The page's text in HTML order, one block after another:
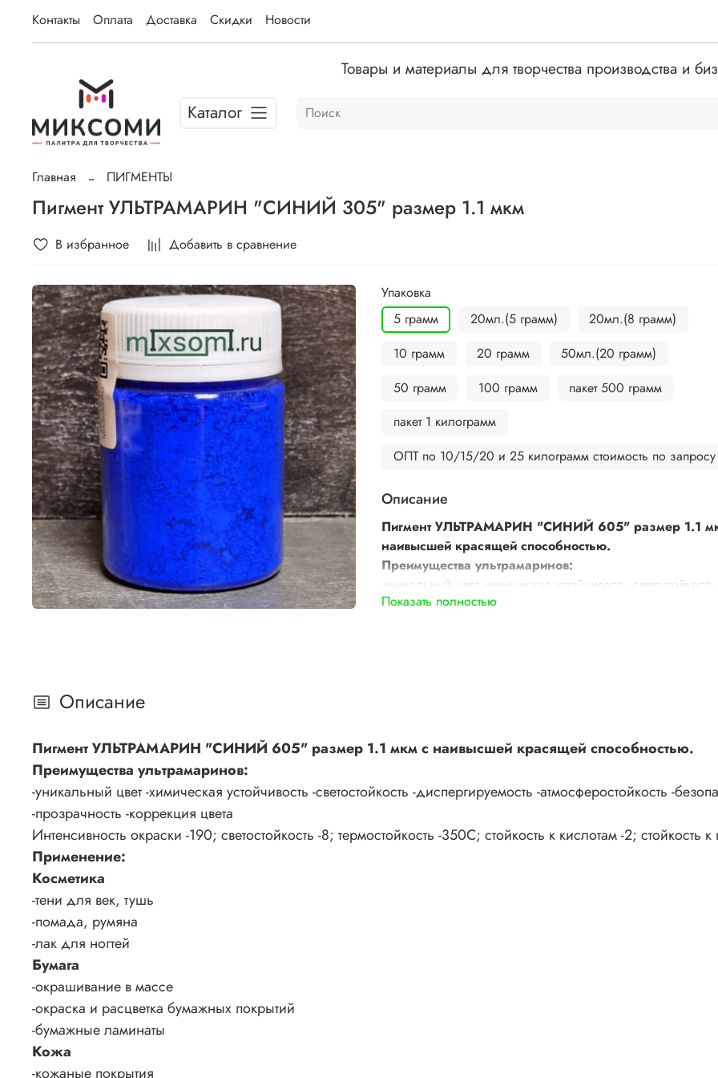
Контакты Оплата Доставка Скидки Новости
Товары и материалы для творчества производства и
Каталог
Главная ПИГМЕНТЫ
Пигмент УЛЬТРАМАРИН "СИНИЙ 305" размер 1.1 мкм
В избранное Добавить в сравнение
Упаковка
5 грамм
20мл.(5 грамм)
20мл.(8 грамм)
10 грамм
20 грамм
50мл.(20 грамм)
50 грамм
100 грамм
пакет 500 грамм
пакет 1 килограмм
ОПТ по 10/15/20 и 25 килограмм стоимость по запросу
Описание
Пигмент УЛЬТРАМАРИН "СИНИЙ 605" размер 1.1
наивысшей красящей способностью.
Преимущества ультрамаринов:
-уникальный цвет -химическая устойчивость -светостойкость
-диспергируемость -атмосферостойкость -безопасность
Показать полностью
Описание
Пигмент УЛЬТРАМАРИН "СИНИЙ 605" размер 1.1 мкм с наивысшей красящей способностью.
Преимущества ультрамаринов:
-уникальный цвет -химическая устойчивость -светостойкость -диспергируемость -атмосферостойкость -
-прозрачность -коррекция цвета
Интенсивность окраски -190; светостойкость -8; термостойкость -350С; стойкость к кислотам -2; стойкость
Применение:
Косметика
-тени для век, тушь
-помада, румяна
-лак для ногтей
Бумага
-окрашивание в массе
-окраска и расцветка бумажных покрытий
-бумажные ламинаты
Кожа
-кожаные покрытия